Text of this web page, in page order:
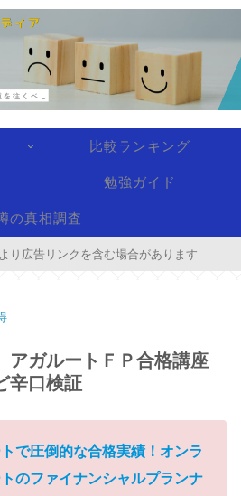
比較ランキング
勉強ガイド
の真相調査
り広告リンクを含む場合があります
アガルートＦＰ合格講座
辛口検証
で圧倒的な合格実績！オンラ
のファイナンシャルプランナ